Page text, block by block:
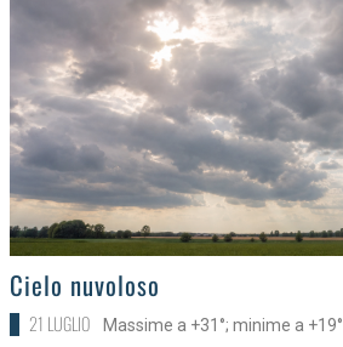
>
Cielo nuvoloso
21 LUGLIO Massime a +31°; minime a +19°